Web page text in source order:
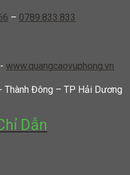
– 0789.833.833
- www.quangcaovuphong.vn
Thành Đông – TP Hải Dương
Dẫn